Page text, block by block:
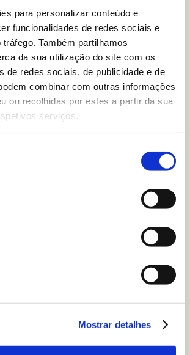
para personalizar conteúdo e
funcionalidades de redes sociais e
Também partilhamos
da sua utilização do site com os
de redes sociais, de publicidade e de
combinar com outras informações
ou recolhidas por estes a partir da sua
serviços.
Mostrar detalhes
alguma dúvida
sobreBolachas
Choco Chips?
Escreva-nos para